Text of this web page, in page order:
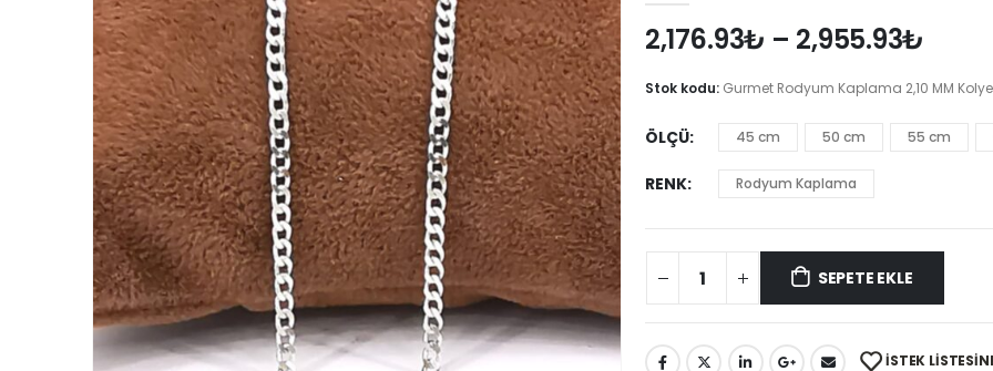
2,176.93₺ – 2,955.93₺
Stok kodu: Gurmet Rodyum Kaplama 2,10 MM Kolye
ÖLÇÜ 45 cm 50 cm 55 cm
RENK Rodyum Kaplama
SEPETE EKLE
İSTEK